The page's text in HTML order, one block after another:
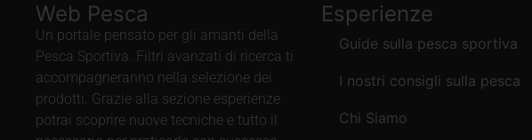
Web Pesca
Un portale pensato per gli amanti della
Pesca Sportiva. Filtri avanzati di ricerca ti
accompagneranno nella selezione dei
prodotti. Grazie alla sezione esperienze
potrai scoprire nuove tecniche e tutto il
Esperienze
Guide sulla pesca sportiva
I nostri consigli sulla pesca
Chi Siamo